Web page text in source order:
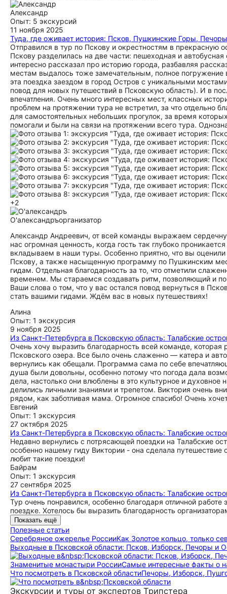
Александр
Опыт: 5 экскурсий
11 ноября 2025
Туда, где оживает история: Псков, Пушкинские Горы,
Отправился в тур по Пскову и окрестностям в прекрасную
Пскову разделилась на две части: пешеходная и
интересно рассказал про историю города, разбавляя
местам выдалось тоже замечательным, полное погружение
эта поездка заездом в город Остров с уникальными
повод для новых путешествий в Псковскую область). И в
впечатления. Очень много интересных мест, классных
проблем на протяжении тура не встретил, за что отдельно
для самостоятельных небольших прогулок, за время
помогали и были на связи на протяжении всего тура.
+2
О'александръорганизатор
Александр Андреевич, от всей команды выражаем
нас огромная ценность, когда гость так глубоко
вкладываем в наши туры. Особенно приятно, что вы
Пскову, а также насыщенную программу по Пушкинским
гидам. Отдельная благодарность за то, что отметили
временем. Мы стараемся создавать ритм, позволяющий и
Ваши слова о том, что у вас остался повод вернуться в
стать вашими гидами. Ждём вас в новых путешествиях!
Алина
Опыт: 1 экскурсия
9 ноября 2025
Из Санкт-Петербурга в Псковскую область: Талабские
Очень хочу выразить благодарность всей команде,
Псковского озера. Все было очень слаженно — катера и
вернулись как обещали. Программа сама по себе
душа были довольны, особенно потому что погода дала
дела, настолько они влюблены в это культурное и
делились личными знаниями и трепетом. Виктория очень
рядом, как заботливая мама. Огромное спасибо! Очень
Евгений
Опыт: 1 экскурсия
27 октября 2025
Из Санкт-Петербурга в Псковскую область: Талабские
Недавно вернулись с потрясающей поездки на Талабские
особенно нашему гиду Виктории - она сделала
любит такие поездки!
Байрам
Опыт: 1 экскурсия
27 сентября 2025
Из Санкт-Петербурга в Псковскую область: Талабские
Тур очень понравился, особенно благодаря отличной
поездке. Хотелось бы выразить благодарность
Показать ещё
Полезные статьи
Серебряное ожерелье РоссииКак Золотое кольцо, только
Выходные в Псковской области: Псков, Изборск, Печоры и
Знаменитые монастыри РоссииСамые интересные факты о
Что посмотреть в Псковской областиПечоры, Изборск,
Экскурсии и туры от экспертов Трипстера